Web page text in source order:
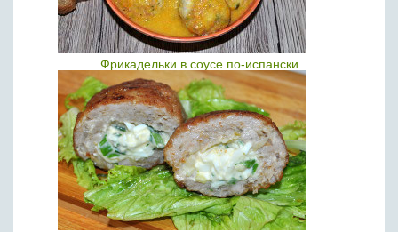
Фрикадельки в соусе по-испански